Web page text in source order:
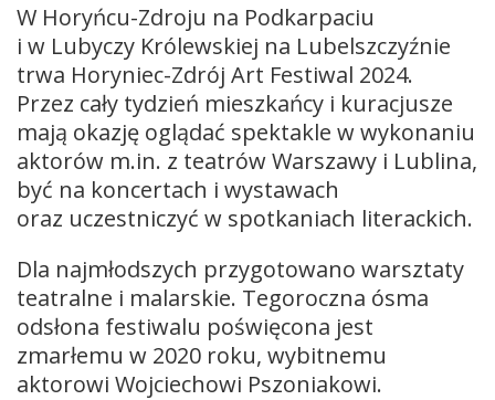
W Horyńcu-Zdroju na Podkarpaciu
i w Lubyczy Królewskiej na Lubelszczyźnie
trwa Horyniec-Zdrój Art Festiwal 2024.
Przez cały tydzień mieszkańcy i kuracjusze
mają okazję oglądać spektakle w wykonaniu
aktorów m.in. z teatrów Warszawy i Lublina,
być na koncertach i wystawach
oraz uczestniczyć w spotkaniach literackich.
Dla najmłodszych przygotowano warsztaty
teatralne i malarskie. Tegoroczna ósma
odsłona festiwalu poświęcona jest
zmarłemu w 2020 roku, wybitnemu
aktorowi Wojciechowi Pszoniakowi.